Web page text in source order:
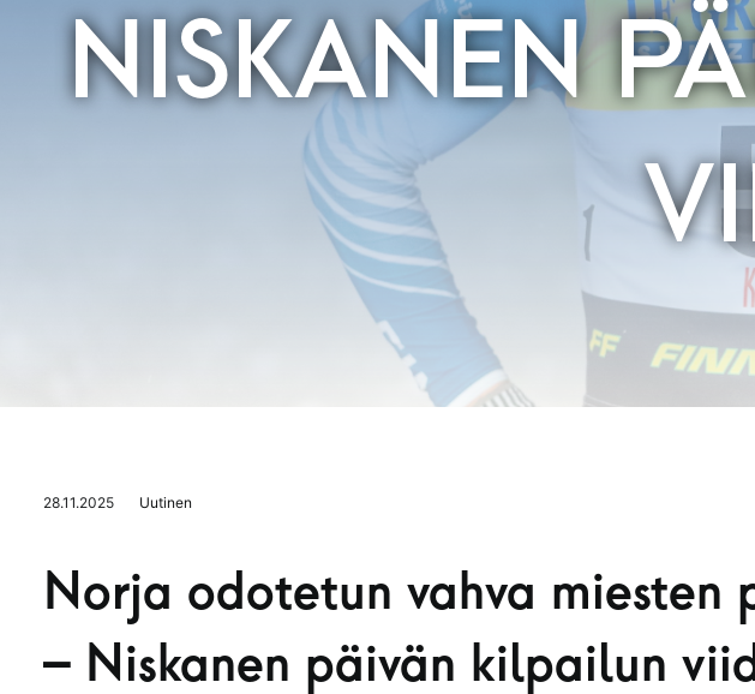
NISKANEN
28.11.2025 Uutinen
Norja odotetun vahva miesten
– Niskanen päivän kilpailun